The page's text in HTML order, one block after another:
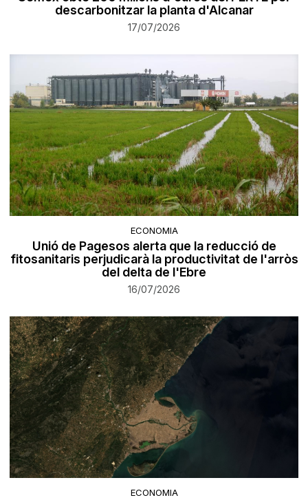
descarbonitzar la planta d'Alcanar
17/07/2026
ECONOMIA
Unió de Pagesos alerta que la reducció de
fitosanitaris perjudicarà la productivitat de l'arròs
del delta de l'Ebre
16/07/2026
ECONOMIA